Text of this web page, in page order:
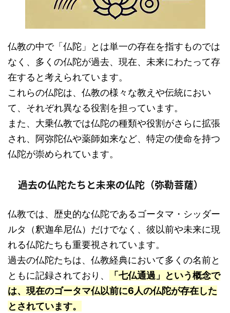
仏教の中で「仏陀」とは単一の存在を指すものでは
なく、多くの仏陀が過去、現在、未来にわたって存
在すると考えられています。
これらの仏陀は、仏教の様々な教えや伝統におい
て、それぞれ異なる役割を担っています。
また、大乗仏教では仏陀の種類や役割がさらに拡張
され、阿弥陀仏や薬師如来など、特定の使命を持つ
仏陀が崇められています。
過去の仏陀たちと未来の仏陀（弥勒菩薩）
仏教では、歴史的な仏陀であるゴータマ・シッダー
ルタ（釈迦牟尼仏）だけでなく、彼以前や未来に現
れる仏陀たちも重要視されています。
過去の仏陀たちは、仏教経典において多くの名前と
ともに記録されており、
「七仏通過」という概念で
は、現在のゴータマ仏以前に6人の仏陀が存在した
とされています。